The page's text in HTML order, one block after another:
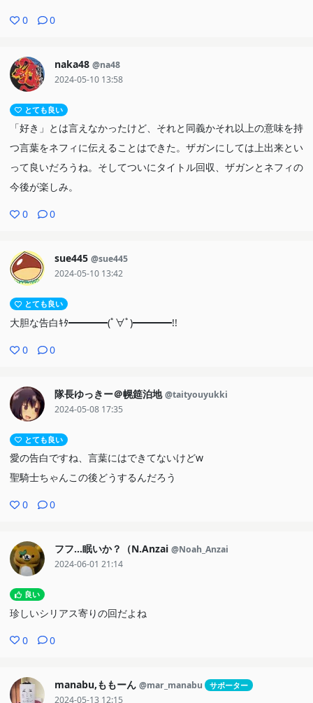
0 0
naka48 @na48
2024-05-10 13:58
とても良い
「好き」とは言えなかったけど、それと同義かそれ以上の意味を持
つ言葉をネフィに伝えることはできた。ザガンにしては上出来とい
って良いだろうね。そしてついにタイトル回収、ザガンとネフィの
今後が楽しみ。
0 0
sue445 @sue445
2024-05-10 13:42
とても良い
大胆な告白ｷﾀ━━━━(ﾟ∀ﾟ)━━━━!!
0 0
隊長ゆっきー＠幌筵泊地 @taityouyukki
2024-05-08 17:35
とても良い
愛の告白ですね、言葉にはできてないけどw
聖騎士ちゃんこの後どうするんだろう
0 0
フフ…眠いか？（N.Anzai @Noah_Anzai
2024-06-01 21:14
良い
珍しいシリアス寄りの回だよね
0 0
manabu,ももーん @mar_manabu サポーター
2024-05-13 12:15